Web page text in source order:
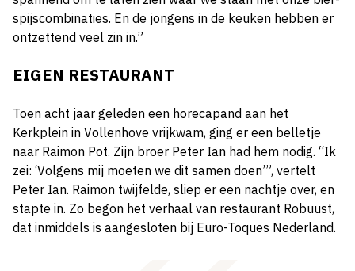
spijscombinaties. En de jongens in de keuken hebben er
ontzettend veel zin in.”
EIGEN RESTAURANT
Toen acht jaar geleden een horecapand aan het
Kerkplein in Vollenhove vrijkwam, ging er een belletje
naar Raimon Pot. Zijn broer Peter Ian had hem nodig. “Ik
zei: ‘Volgens mij moeten we dit samen doen’”, vertelt
Peter Ian. Raimon twijfelde, sliep er een nachtje over, en
stapte in. Zo begon het verhaal van restaurant Robuust,
dat inmiddels is aangesloten bij Euro-Toques Nederland.